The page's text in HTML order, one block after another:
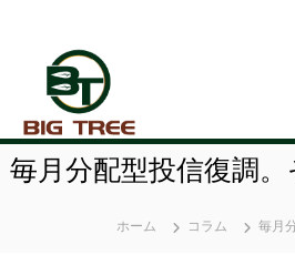
ス
キ毎月分配型投信復調。
ホーム コラム 毎月